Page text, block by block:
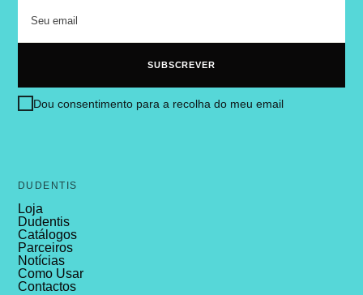
Dou consentimento para a recolha do meu email
DUDENTIS
Loja
Dudentis
Catálogos
Parceiros
Notícias
Como Usar
Contactos